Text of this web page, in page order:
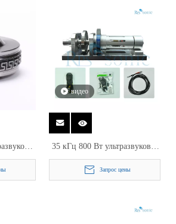
для
видео
35 кГц 800 Вт ультразвуковая
швейная машина с роторным
сонотродом для халатов
Запрос цены